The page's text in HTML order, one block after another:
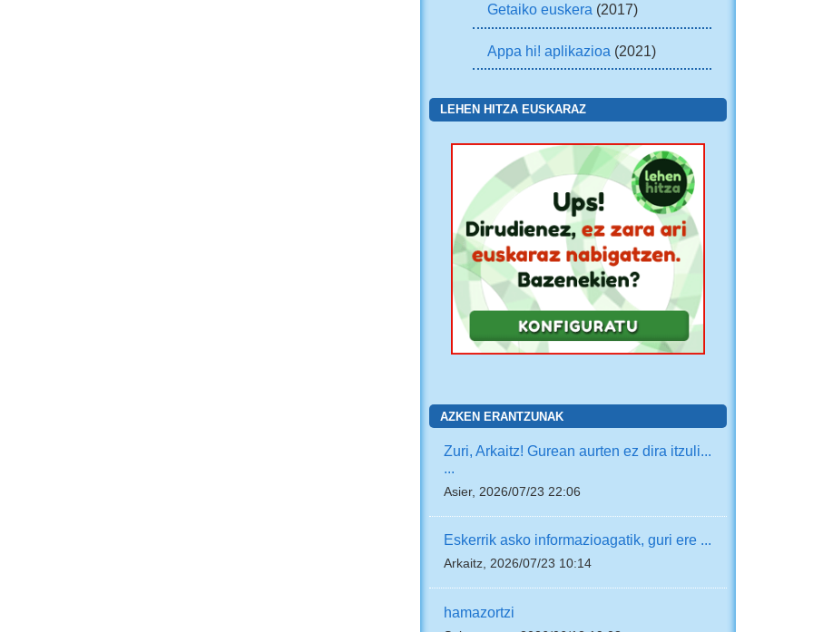
Getaiko euskera (2017)
Appa hi! aplikazioa (2021)
LEHEN HITZA EUSKARAZ
AZKEN ERANTZUNAK
Zuri, Arkaitz! Gurean aurten ez dira itzuli...
...
Asier, 2026/07/23 22:06
Eskerrik asko informazioagatik, guri ere ...
Arkaitz, 2026/07/23 10:14
hamazortzi